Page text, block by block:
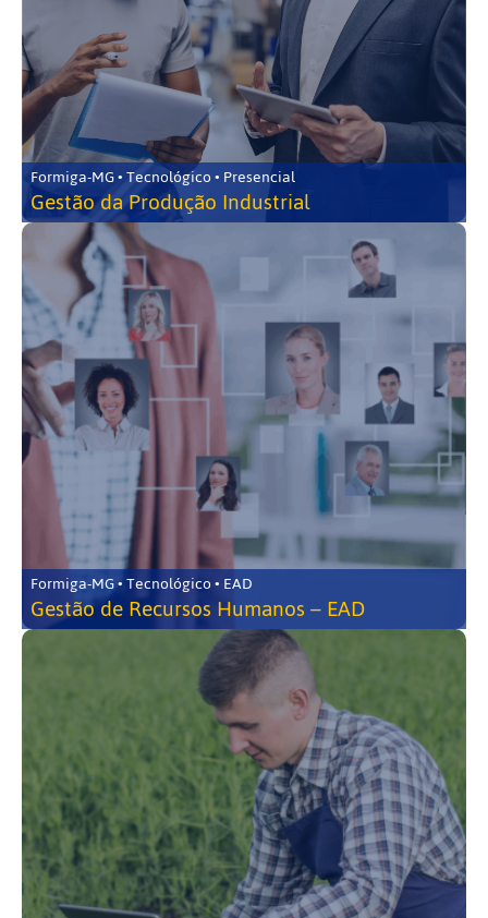
Formiga-MG • Tecnológico • Presencial
Gestão da Produção Industrial
Formiga-MG • Tecnológico • EAD
Gestão de Recursos Humanos – EAD